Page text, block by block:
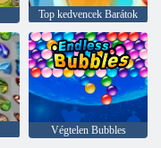
Top kedvencek Barátok
Végtelen Bubbles